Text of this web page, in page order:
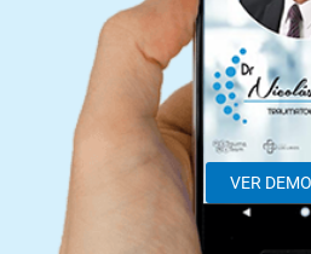
VER DEMO